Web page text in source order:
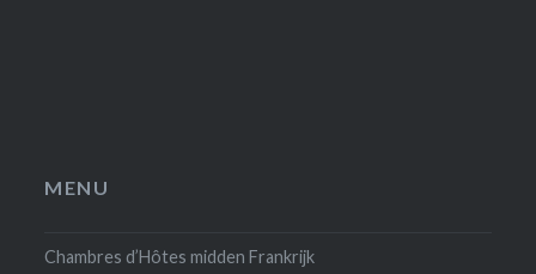
MENU
Chambres d’Hôtes midden Frankrijk